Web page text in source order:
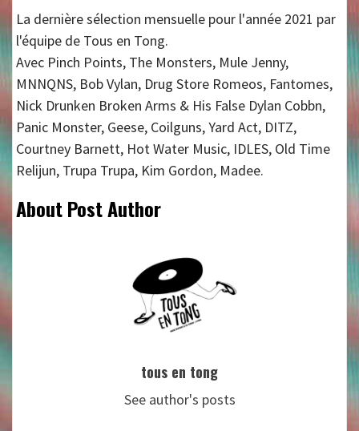
La dernière sélection mensuelle pour l'année 2021 par
l'équipe de Tous en Tong.
Avec Pinch Points, The Monsters, Mule Jenny,
MNNQNS, Bob Vylan, Drug Store Romeos, Fantomes,
Nick Drunken Broken Arms & His False Dylan Cobbn,
Panic Monster, Geese, Coilguns, Yard Act, DITZ,
Courtney Barnett, Hot Water Music, IDLES, Old Time
Relijun, Trupa Trupa, Kim Gordon, Madee.
About Post Author
tous en tong
See author's posts